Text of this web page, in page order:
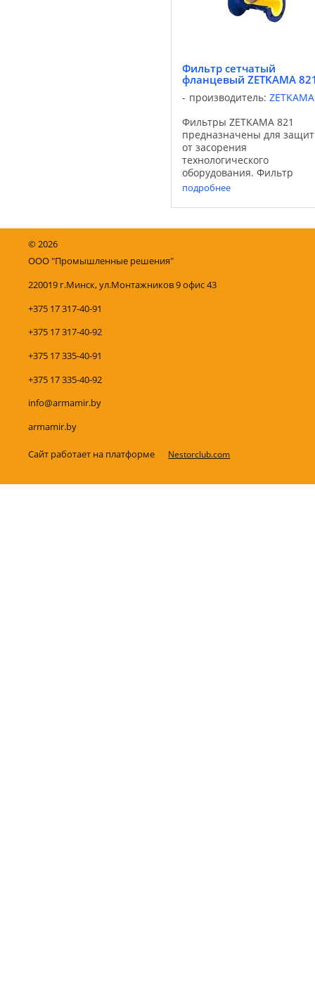
Фильтр сетчатый
фланцевый ZETKAMA
производитель: ZETKAMA
Фильтры ZETKAMA 821
предназначены для
от засорения
технологического
оборудования. Фильтр
задерживает все твердые
частицы, размеры которых
превышают размеры
подробнее
©2026
ООО "Промышленные решения"
220019 г.Минск, ул.Монтажников 9 офис 43
+375 17 317-40-91
+375 17 317-40-92
+375 17 335-40-91
+375 17 335-40-92
info@armamir.by
armamir.by
Сайт работает на платформе Nestorclub.com